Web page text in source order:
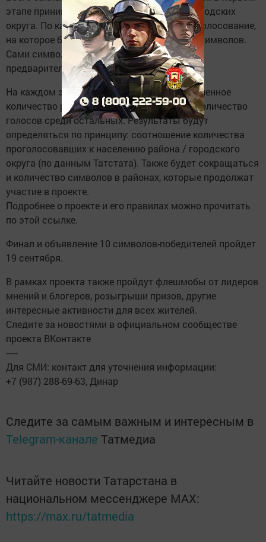
этапе принимали участие 43 района и 2 городских
округа. По каждому проходило отдельное голосование,
на которое было вынесено пять районных символов.
Сами символы назвали жители в ходе
предварительных опросов в соцсетях.
На каждом этапе будет убавляться определенное
количество районов, набравших меньшее количество
голосов среди остальных. Результаты будут
определяться по принципу: соотношение количества
проголосовавших к населению района / городского
округа (по данным Татстата). Также будет сокращаться
и количество символов в районах, которые продолжат
участие в проекте.
Подробнее о проекте и его правилах можно прочитать
по этой ссылке.
Финал и объявление 10 символов-победителей пройдет
19 сентября.
В рамках проекта также пройдут флешмобы от лидеров
мнений и блогеров, розыгрыши призов, другие
интересные активности для всех жителей.
Следите за новостями в официальном сообществе
проекта ВКонтакте
-----
Для СМИ: контакт для уточнения информации:
+7 (987) 288-69-63, Динар
Следите за самым важным и интересным в
Telegram-канале Татмедиа
Читайте новости Татарстана в
национальном мессенджере MАХ:
https://max.ru/tatmedia